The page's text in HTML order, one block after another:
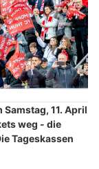
Samstag, 11. April
weg - die
Tageskassen